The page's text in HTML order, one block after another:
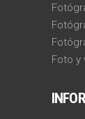
Foto y